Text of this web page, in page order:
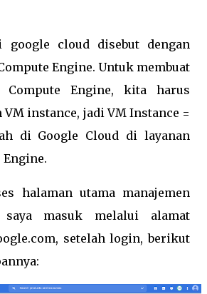
google cloud disebut dengan
Engine. Untuk membuat
Compute Engine, kita harus
VM instance, jadi VM Instance =
di Google Cloud di layanan
Engine.
halaman utama manajemen
saya masuk melalui alamat
setelah login, berikut